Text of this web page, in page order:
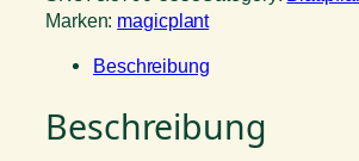
y
u
Marken: magicplant
Beschreibung
Beschreibung